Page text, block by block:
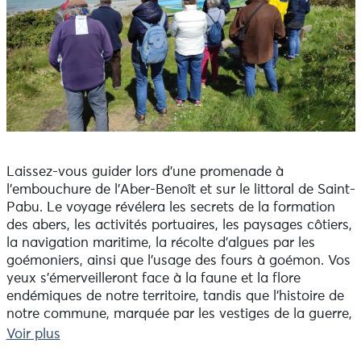
Laissez-vous guider lors d'une promenade à
l’embouchure de l'Aber-Benoît et sur le littoral de Saint-
Pabu. Le voyage révélera les secrets de la formation
des abers, les activités portuaires, les paysages côtiers,
la navigation maritime, la récolte d'algues par les
goémoniers, ainsi que l'usage des fours à goémon. Vos
yeux s'émerveilleront face à la faune et la flore
endémiques de notre territoire, tandis que l'histoire de
notre commune, marquée par les vestiges de la guerre,
vous sera contée.
Voir plus